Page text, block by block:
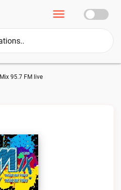
Mix 95.7 FM live